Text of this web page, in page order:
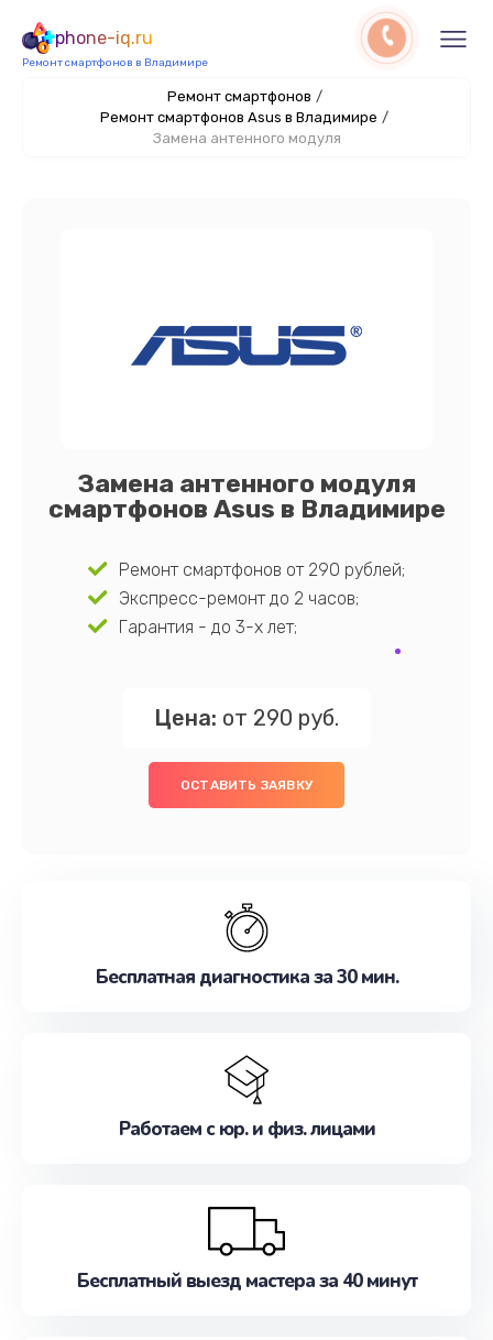
phone-iq.ru
Ремонт смартфонов в Владимире
Ремонт смартфонов /
Ремонт смартфонов Asus в Владимире /
Замена антенного модуля
Замена антенного модуля
смартфонов Asus в Владимире
Ремонт смартфонов от 290 рублей;
Экспресс-ремонт до 2 часов;
Гарантия - до 3-х лет;
Цена: от 290 руб.
ОСТАВИТЬ ЗАЯВКУ
Бесплатная диагностика за 30 мин.
Работаем с юр. и физ. лицами
Бесплатный выезд мастера за 40 минут